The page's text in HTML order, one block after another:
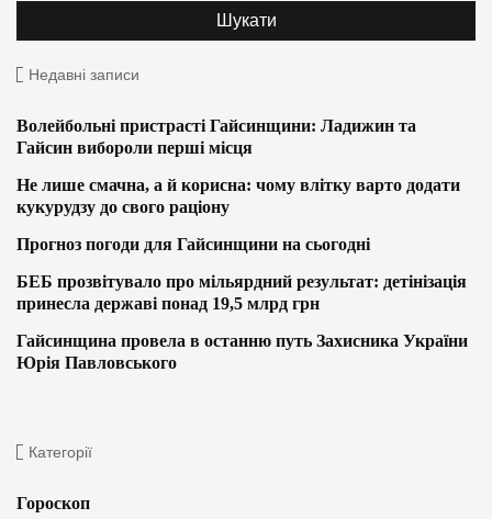
Недавні записи
Волейбольні пристрасті Гайсинщини: Ладижин та
Гайсин вибороли перші місця
Не лише смачна, а й корисна: чому влітку варто додати
кукурудзу до свого раціону
Прогноз погоди для Гайсинщини на сьогодні
БЕБ прозвітувало про мільярдний результат: детінізація
принесла державі понад 19,5 млрд грн
Гайсинщина провела в останню путь Захисника України
Юрія Павловського
Категорії
Гороскоп